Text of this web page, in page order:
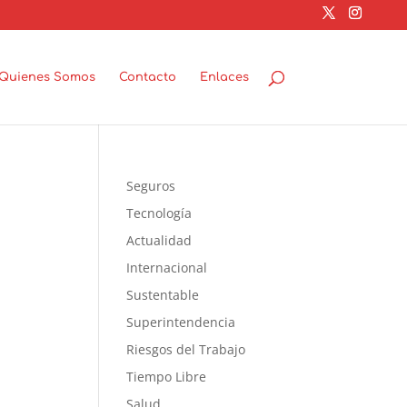
Somos Contacto Enlaces
Seguros
Tecnología
Actualidad
Internacional
Sustentable
Superintendencia
Riesgos del Trabajo
Tiempo Libre